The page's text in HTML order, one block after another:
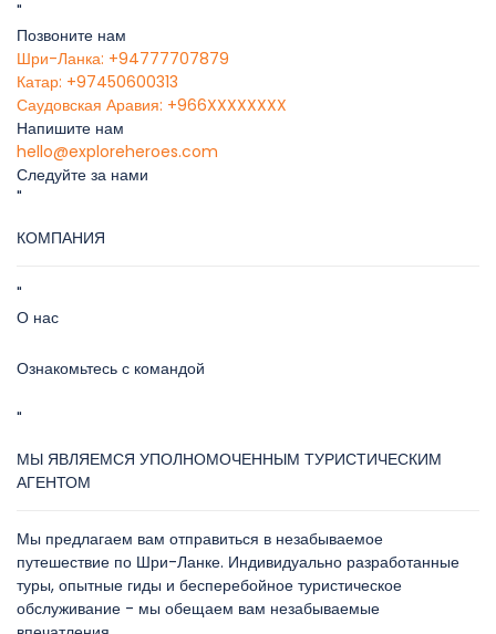
"
Позвоните нам
Шри-Ланка: +94777707879
Катар: +97450600313
Саудовская Аравия: +966XXXXXXXX
Напишите нам
hello@exploreheroes.com
Следуйте за нами
"
КОМПАНИЯ
"
О нас
Ознакомьтесь с командой
"
МЫ ЯВЛЯЕМСЯ УПОЛНОМОЧЕННЫМ ТУРИСТИЧЕСКИМ
АГЕНТОМ
Мы предлагаем вам отправиться в незабываемое
путешествие по Шри-Ланке. Индивидуально разработанные
туры, опытные гиды и бесперебойное туристическое
обслуживание - мы обещаем вам незабываемые